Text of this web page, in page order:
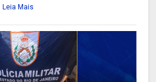
Leia Mais